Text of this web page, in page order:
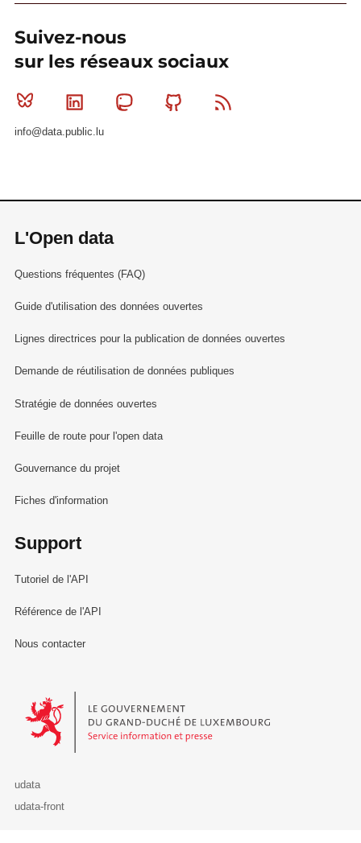
Suivez-nous
sur les réseaux sociaux
Bluesky Linkedin MastodonGithub
info@data.public.lu
L'Open data
Questions fréquentes (FAQ)
Guide d'utilisation des données ouvertes
Lignes directrices pour la publication de données ouvertes
Demande de réutilisation de données publiques
Stratégie de données ouvertes
Feuille de route pour l'open data
Gouvernance du projet
Fiches d'information
Support
Tutoriel de l'API
Référence de l'API
Nous contacter
Le Gouvernement du Grand-Duché de Luxembourg - Service
udata
udata-front